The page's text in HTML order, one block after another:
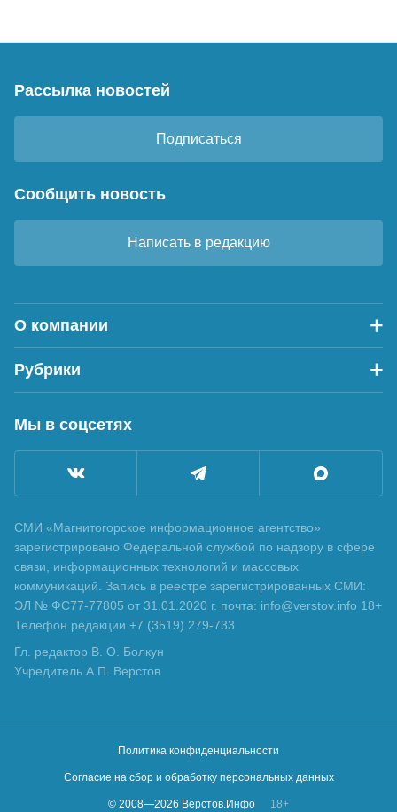
Рассылка новостей
Подписаться
Сообщить новость
Написать в редакцию
О компании
Рубрики
Мы в соцсетях
СМИ «Магнитогорское информационное агентство»
зарегистрировано Федеральной службой по надзору в сфере
связи, информационных технологий и массовых
коммуникаций. Запись в реестре зарегистрированных СМИ:
ЭЛ № ФС77-77805 от 31.01.2020 г. почта: info@verstov.info 18+
Телефон редакции +7 (3519) 279-733
Гл. редактор В. О. Болкун
Учредитель А.П. Верстов
Политика конфиденциальности
Согласие на сбор и обработку персональных данных
© 2008—2026 Верстов.Инфо 18+